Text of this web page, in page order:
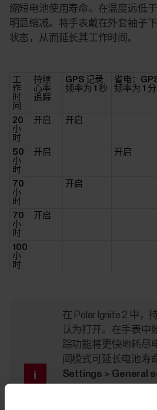
缩短电池使用寿命。在温度远低
明显缩减。将手表戴在外套袖子
状态，从而延长其工作时间。
作
时
间
持续
心率
追踪
GPS 记录
频率为 1 秒
省电：
频率为 1
20
小
时
开启 开启
50
小
时
开启 开启
70
小
时
开启
70
小
时
开启
100
小
时
在 Polar Ignite 2 中，
认为打开。在手表中
踪功能将更快地耗尽
间模式可延长电池寿
Settings > General
置 > 持续心率追踪）